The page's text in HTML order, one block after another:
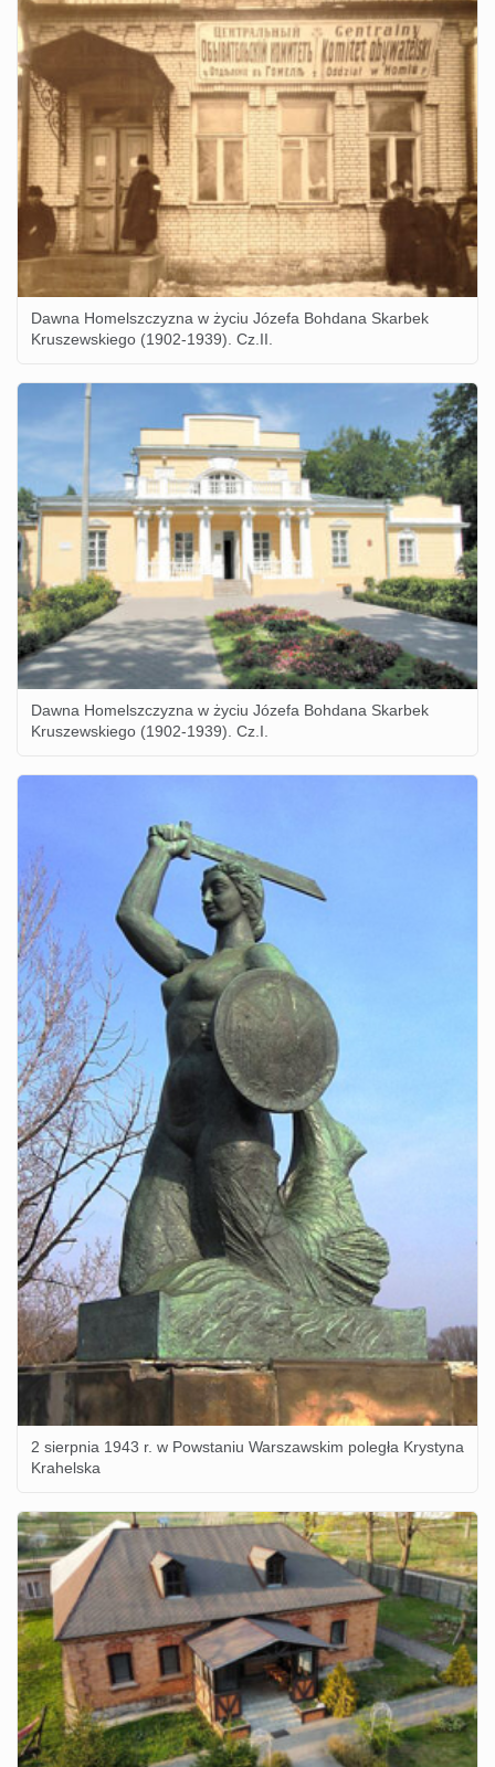
Dawna Homelszczyzna w życiu Józefa Bohdana Skarbek
Kruszewskiego (1902-1939). Cz.II.
Dawna Homelszczyzna w życiu Józefa Bohdana Skarbek
Kruszewskiego (1902-1939). Cz.I.
2 sierpnia 1943 r. w Powstaniu Warszawskim poległa Krystyna
Krahelska